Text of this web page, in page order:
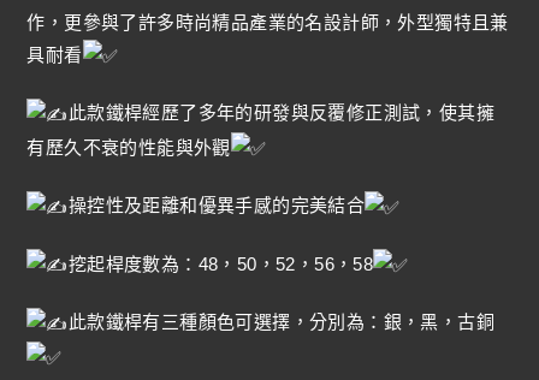
作，更參與了許多時尚精品產業的名設計師，外型獨特且兼
具耐看
此款鐵桿經歷了多年的研發與反覆修正測試，使其擁
有歷久不衰的性能與外觀
操控性及距離和優異手感的完美結合
挖起桿度數為：48，50，52，56，58
此款鐵桿有三種顏色可選擇，分別為：銀，黑，古銅